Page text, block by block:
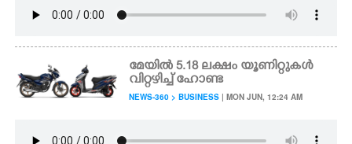
മേയിൽ 5.18 ലക്ഷം യൂണിറ്റുകൾ
വിറ്റഴിച്ച് ഹോണ്ട
NEWS-360 > BUSINESS | MON JUN, 12:24 AM